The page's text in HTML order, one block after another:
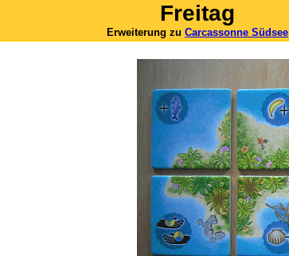
Freitag
Erweiterung zu Carcassonne Südsee